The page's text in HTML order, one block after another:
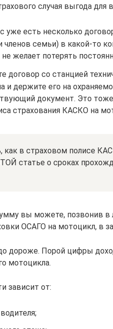
случая выгода для
уже есть несколько
членов семьи) в какой-то
желает потерять
договор со станцией
и держите его на
документ. Это
страхования КАСКО на
как в страховом полисе
статье о сроках
вы можете, позвонив
ОСАГО на мотоцикл, в
дороже. Порой цифры
мотоцикла.
зависит от: